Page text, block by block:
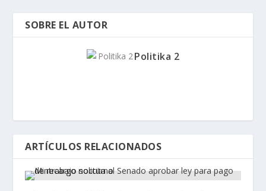
SOBRE EL AUTOR
Politika 2
ARTÍCULOS RELACIONADOS